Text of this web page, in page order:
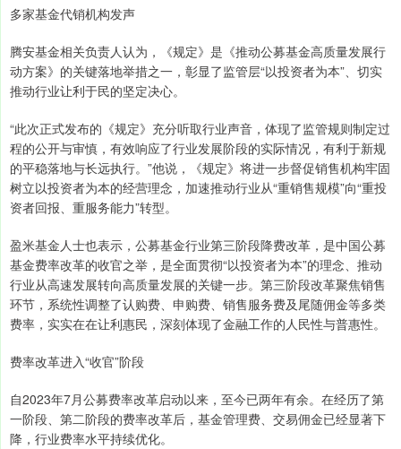
多家基金代销机构发声
腾安基金相关负责人认为，《规定》是《推动公募基金高质量发展行
动方案》的关键落地举措之一，彰显了监管层“以投资者为本”、切实
推动行业让利于民的坚定决心。
“此次正式发布的《规定》充分听取行业声音，体现了监管规则制定过
程的公开与审慎，有效响应了行业发展阶段的实际情况，有利于新规
的平稳落地与长远执行。”他说，《规定》将进一步督促销售机构牢固
树立以投资者为本的经营理念，加速推动行业从“重销售规模”向“重投
资者回报、重服务能力”转型。
盈米基金人士也表示，公募基金行业第三阶段降费改革，是中国公募
基金费率改革的收官之举，是全面贯彻“以投资者为本”的理念、推动
行业从高速发展转向高质量发展的关键一步。第三阶段改革聚焦销售
环节，系统性调整了认购费、申购费、销售服务费及尾随佣金等多类
费率，实实在在让利惠民，深刻体现了金融工作的人民性与普惠性。
费率改革进入“收官”阶段
自2023年7月公募费率改革启动以来，至今已两年有余。在经历了第
一阶段、第二阶段的费率改革后，基金管理费、交易佣金已经显著下
降，行业费率水平持续优化。